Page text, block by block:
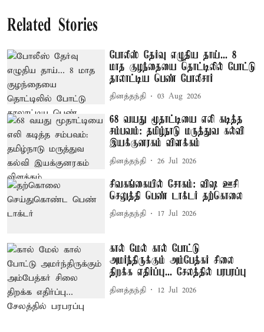
Related Stories
போலீஸ் தேர்வு எழுதிய தாய்... 8
மாத குழந்தையை தொட்டிலில் போட்டு
தாலாட்டிய பெண் போலீசார்
தினத்தந்தி 03 Aug 2026
68 வயது மூதாட்டியை எலி கடித்த
சம்பவம்: தமிழ்நாடு மருத்துவ கல்வி
இயக்குனரகம் விளக்கம்
தினத்தந்தி 26 Jul 2026
சிவகங்கையில் சோகம்: விஷ ஊசி
செலுத்தி பெண் டாக்டர் தற்கொலை
தினத்தந்தி 17 Jul 2026
கால் மேல் கால் போட்டு
அமர்ந்திருக்கும் அம்பேத்கர் சிலை
திறக்க எதிர்ப்பு... சேலத்தில் பரபரப்பு
தினத்தந்தி 12 Jul 2026